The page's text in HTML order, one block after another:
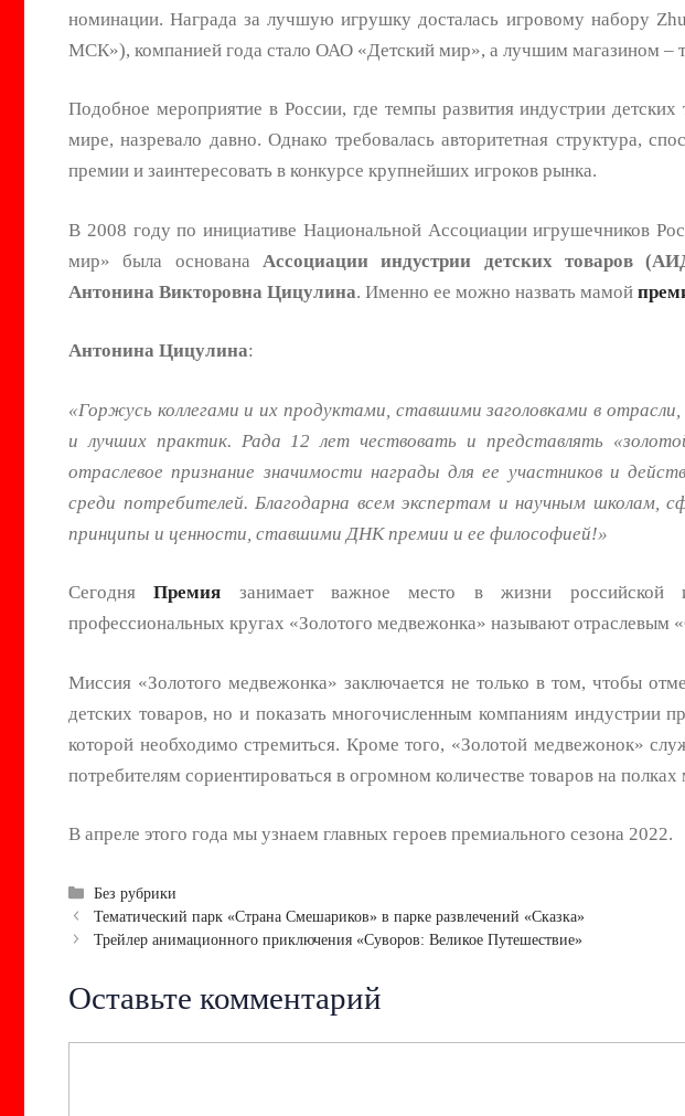
номинации. Награда за лучшую игрушку досталась игровому набору
МСК»), компанией года стало ОАО «Детский мир», а лучшим магазином –
Подобное мероприятие в России, где темпы развития индустрии
мире, назревало давно. Однако требовалась авторитетная структура,
премии и заинтересовать в конкурсе крупнейших игроков рынка.
В 2008 году по инициативе Национальной Ассоциации игрушечников
мир» была основана Ассоциации индустрии детских товаров
Антонина Викторовна Цицулина. Именно ее можно назвать мамой
Антонина Цицулина:
«Горжусь коллегами и их продуктами, ставшими заголовками в
и лучших практик. Рада 12 лет чествовать и представлять
отраслевое признание значимости награды для ее участников и
среди потребителей. Благодарна всем экспертам и научным школам,
принципы и ценности, ставшими ДНК премии и ее философией!»
СегодняПремия
занимает важное место в жизни российской
профессиональных кругах «Золотого медвежонка» называют отраслевым
Миссия «Золотого медвежонка» заключается не только в том, чтобы
детских товаров, но и показать многочисленным компаниям индустрии
которой необходимо стремиться. Кроме того, «Золотой медвежонок»
потребителям сориентироваться в огромном количестве товаров на полках
В апреле этого года мы узнаем главных героев премиального сезона 2022.
Рубрики
Без рубрики
Навигация
записи
Тематический парк «Страна Смешариков» в парке развлечений «Сказка»
Трейлер анимационного приключения «Суворов: Великое Путешествие»
Оставьте комментарий